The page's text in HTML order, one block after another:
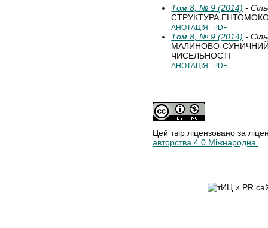
Том 8, № 9 (2014) -
СТРУКТУРА
АНОТАЦІЯ PDF
Том 8, № 9 (2014) -
МАЛИНОВО-
ЧИСЕЛЬНОСТІ
АНОТАЦІЯ PDF
Цей твір ліцензовано за
авторства 4.0 Міжнародна.